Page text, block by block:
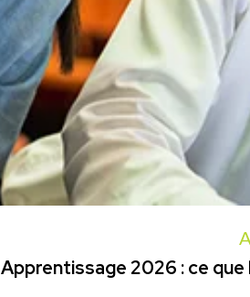
Apprentissage 2026 : ce